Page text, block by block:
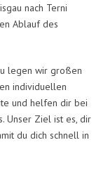
nach Terni
Ablauf des
legen wir großen
individuellen
und helfen dir bei
Unser Ziel ist es, dir
du dich schnell in